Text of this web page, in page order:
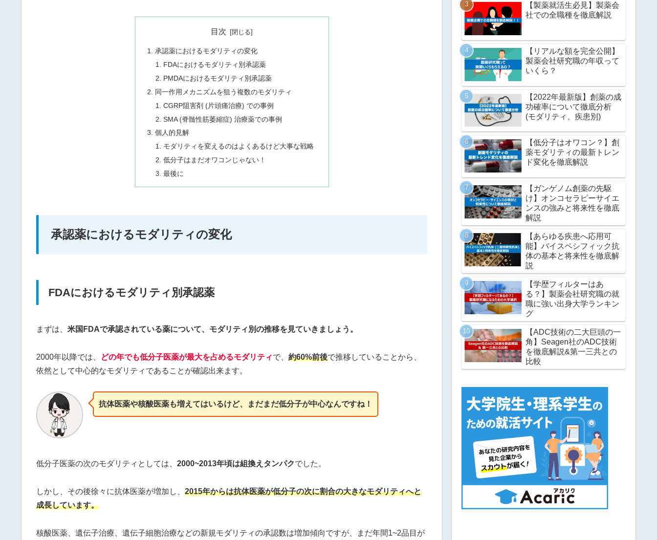
目次
承認薬におけるモダリティの変化
FDAにおけるモダリティ別承認薬
PMDAにおけるモダリティ別承認薬
同一作用メカニズムを狙う複数のモダリティ
CGRP阻害剤 (片頭痛治療) での事例
SMA (脊髄性筋萎縮症) 治療薬での事例
個人的見解
モダリティを変えるのはよくあるけど大事な戦略
低分子はまだオワコンじゃない！
最後に
承認薬におけるモダリティの変化
FDAにおけるモダリティ別承認薬
まずは、 米国FDAで承認されている薬について、モダリティ別の推移を見ていきましょう。
2000年以降では、 どの年でも低分子医薬が最大を占めるモダリティで、 約60%前後で推移していることから、
依然として中心的なモダリティであることが確認出来ます。
抗体医薬や核酸医薬も増えてはいるけど、まだまだ低分子が中心なんですね！
低分子医薬の次のモダリティとしては、 2000~2013年頃は組換えタンパクでした。
しかし、その後徐々に抗体医薬が増加し、 2015年からは抗体医薬が低分子の次に割合の大きなモダリティへと
成長しています。
核酸医薬、遺伝子治療、遺伝子細胞治療などの新規モダリティの承認数は増加傾向ですが、まだ年間1~2品目が
【製薬就活生必見】製薬会
社での全職種を徹底解説
【リアルな額を完全公開】
製薬会社研究職の年収って
いくら？
【2022年最新版】創薬の成
功確率について徹底分析
(モダリティ、疾患別)
【低分子はオワコン？】創
薬モダリティの最新トレン
ド変化を徹底解説
【ガンゲノム創薬の先駆
け】オンコセラピーサイエ
ンスの強みと将来性を徹底
解説
【あらゆる疾患へ応用可
能】バイスペシフィック抗
体の基本と将来性を徹底解
説
【学歴フィルターはあ
る？】製薬会社研究職の就
職に強い出身大学ランキン
グ
【ADC技術の二大巨頭の一
角】Seagen社のADC技術
を徹底解説&第一三共との
比較